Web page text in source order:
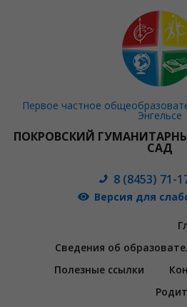
Первое частное
Энгельсе
ПОКРОВСКИЙ
САД
8 (8453) 71-
Версия для
Сведения об
Полезные ссылки